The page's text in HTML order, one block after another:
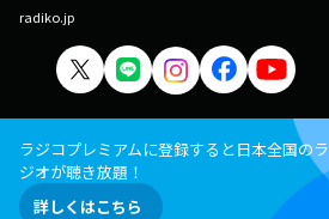
radiko.jp
ラジコプレミアムに登録すると日本全国のラ
ジオが聴き放題！
詳しくはこちら